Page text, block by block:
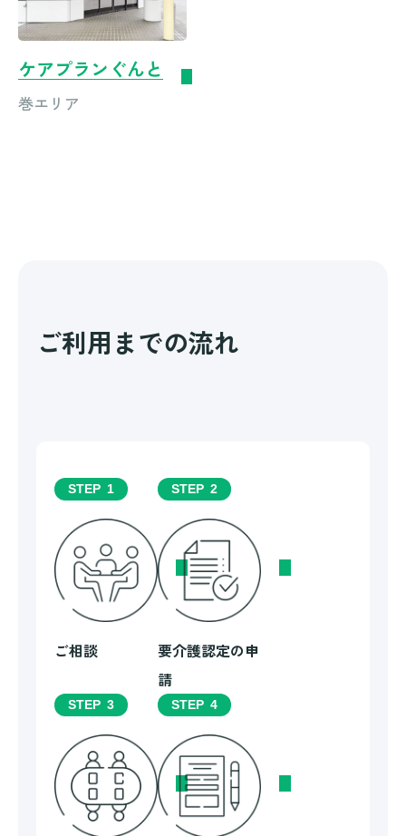
ケアプランぐんと
巻エリア
ご利用までの流れ
STEP 1
ご相談
STEP 2
要介護認定の申
請
STEP 3 STEP 4